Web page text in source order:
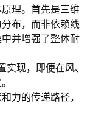
理。首先是三维
布，而非依赖线
并增强了整体耐
现，即便在风、
力的传递路径，